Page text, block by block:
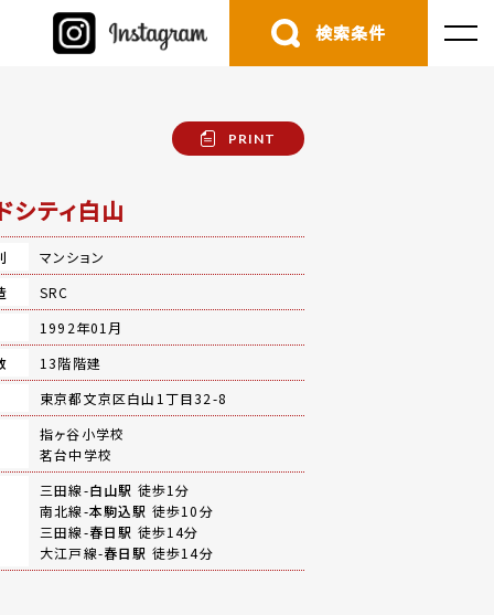
検索条件
PRINT
シティ白山
マンション
SRC
1992年01月
13階階建
東京都文京区白山1丁目32-8
指ヶ谷小学校
茗台中学校
三田線-白山駅 徒歩1分
南北線-本駒込駅 徒歩10分
三田線-春日駅 徒歩14分
大江戸線-春日駅 徒歩14分